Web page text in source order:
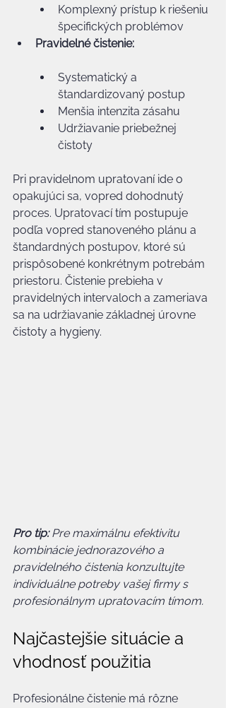
Komplexný prístup k riešeniu
špecifických problémov
Pravidelné čistenie:
Systematický a
štandardizovaný postup
Menšia intenzita zásahu
Udržiavanie priebežnej
čistoty
Pri pravidelnom upratovaní ide o
opakujúci sa, vopred dohodnutý
proces. Upratovací tím postupuje
podľa vopred stanoveného plánu a
štandardných postupov, ktoré sú
prispôsobené konkrétnym potrebám
priestoru. Čistenie prebieha v
pravidelných intervaloch a zameriava
sa na udržiavanie základnej úrovne
čistoty a hygieny.
Pro tip: Pre maximálnu efektivitu
kombinácie jednorazového a
pravidelného čistenia konzultujte
individuálne potreby vašej firmy s
profesionálnym upratovacím tímom.
Najčastejšie situácie a
vhodnosť použitia
Profesionálne čistenie má rôzne